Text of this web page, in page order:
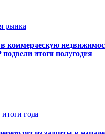
рынка
коммерческую
итоги полугодия
года